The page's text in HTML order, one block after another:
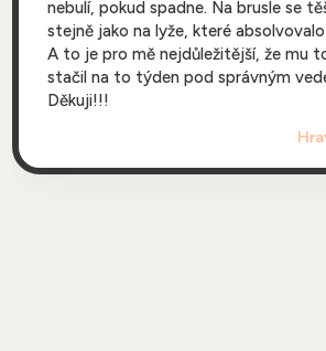
nebulí, pokud spadne. Na brusle se
stejně jako na lyže, které
A to je pro mě nejdůležitější, že mu
stačil na to týden pod správným
Děkuji!!!